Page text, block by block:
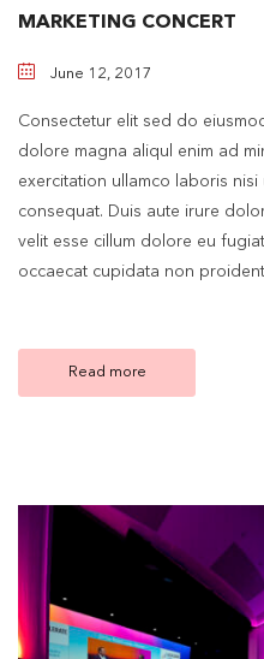
MARKETING CONCERT
June 12, 2017
Consectetur elit sed do
dolore magna aliqul enim ad
exercitation ullamco laboris
consequat. Duis aute irure
velit esse cillum dolore eu
occaecat cupidata non
Read more